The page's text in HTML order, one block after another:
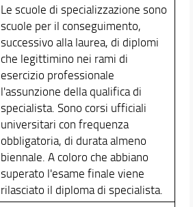
Le scuole di specializzazione sono
scuole per il conseguimento,
successivo alla laurea, di diplomi
che legittimino nei rami di
esercizio professionale
l'assunzione della qualifica di
specialista. Sono corsi ufficiali
universitari con frequenza
obbligatoria, di durata almeno
biennale. A coloro che abbiano
superato l'esame finale viene
rilasciato il diploma di specialista.